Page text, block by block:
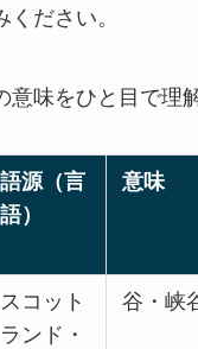
ださい。
意味をひと目で理
語源（言
語）
意味
スコット
ランド・
谷・峡